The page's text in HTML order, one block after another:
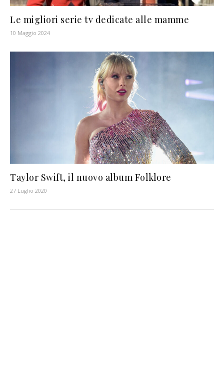
Le migliori serie tv dedicate alle mamme
10 Maggio 2024
Taylor Swift, il nuovo album Folklore
27 Luglio 2020